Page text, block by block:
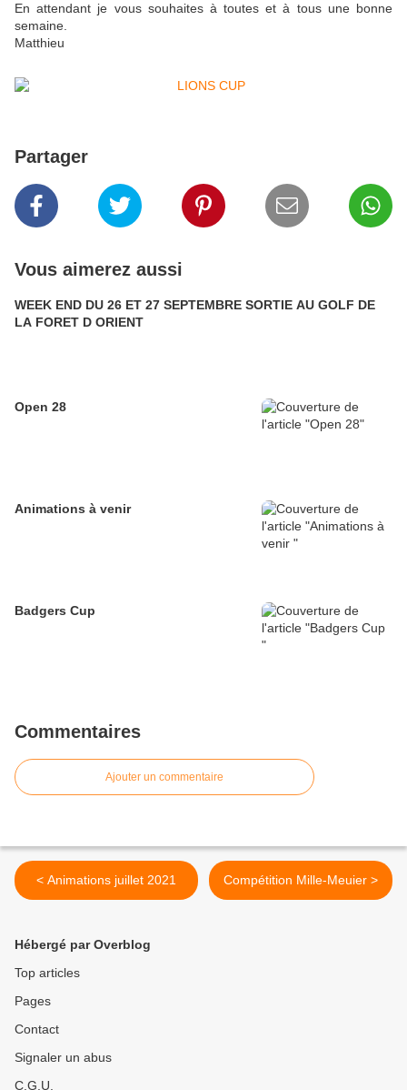
En attendant je vous souhaites à toutes et à tous une bonne
semaine.
Matthieu
Partager
Vous aimerez aussi
WEEK END DU 26 ET 27 SEPTEMBRE SORTIE AU GOLF DE
LA FORET D ORIENT
Open 28
Animations à venir
Badgers Cup
Commentaires
Ajouter un commentaire
< Animations juillet 2021 Compétition Mille-Meuier >
Hébergé par Overblog
Top articles
Pages
Contact
Signaler un abus
C.G.U.